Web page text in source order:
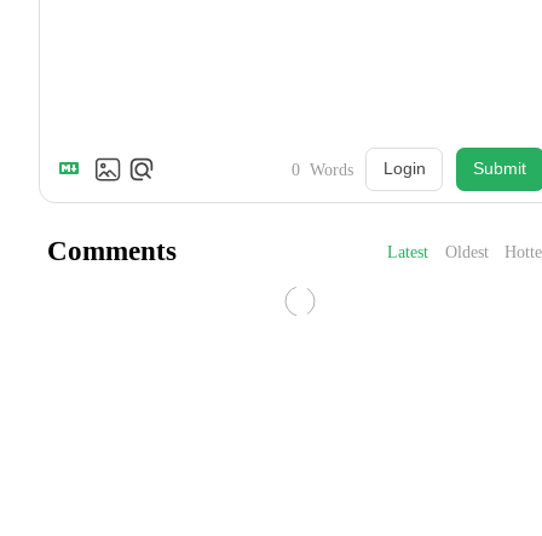
0 Words Login Submit
Comments Latest Oldest